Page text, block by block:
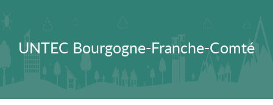
UNTEC Bourgogne-Franche-Comté